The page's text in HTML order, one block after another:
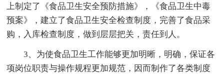
上制定了《食品卫生安全预防措施》，《食品卫生中毒
预案》，建立了食品卫生安全检查制度，完善了食品采
购，入库检查制度，做到层层把关，责任到人。
3、为使食品卫生工作能够更加明晰，明确，保证各
项岗位职责与操作规程更加规范，因而制作了各类制度